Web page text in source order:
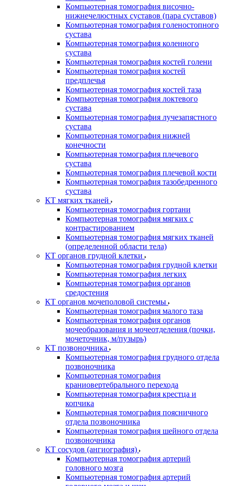
Компьютерная томография височно-
нижнечелюстных суставов (пара суставов)
Компьютерная томография голеностопного
сустава
Компьютерная томография коленного
сустава
Компьютерная томография костей голени
Компьютерная томография костей
предплечья
Компьютерная томография костей таза
Компьютерная томография локтевого
сустава
Компьютерная томография лучезапястного
сустава
Компьютерная томография нижней
конечности
Компьютерная томография плечевого
сустава
Компьютерная томография плечевой кости
Компьютерная томография тазобедренного
сустава
КТ мягких тканей
Компьютерная томография гортани
Компьютерная томография мягких с
контрастированием
Компьютерная томография мягких тканей
(определенной области тела)
КТ органов грудной клетки
Компьютерная томография грудной клетки
Компьютерная томография легких
Компьютерная томография органов
средостения
КТ органов мочеполовой системы
Компьютерная томография малого таза
Компьютерная томография органов
мочеобразования и мочеотделения (почки,
мочеточник, м/пузырь)
КТ позвоночника
Компьютерная томография грудного отдела
позвоночника
Компьютерная томография
краниовертебрального перехода
Компьютерная томография крестца и
копчика
Компьютерная томография поясничного
отдела позвоночника
Компьютерная томография шейного отдела
позвоночника
КТ сосудов (ангиография)
Компьютерная томография артерий
головного мозга
Компьютерная томография артерий